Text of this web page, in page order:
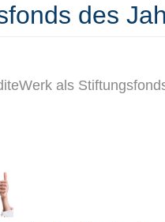
des
als